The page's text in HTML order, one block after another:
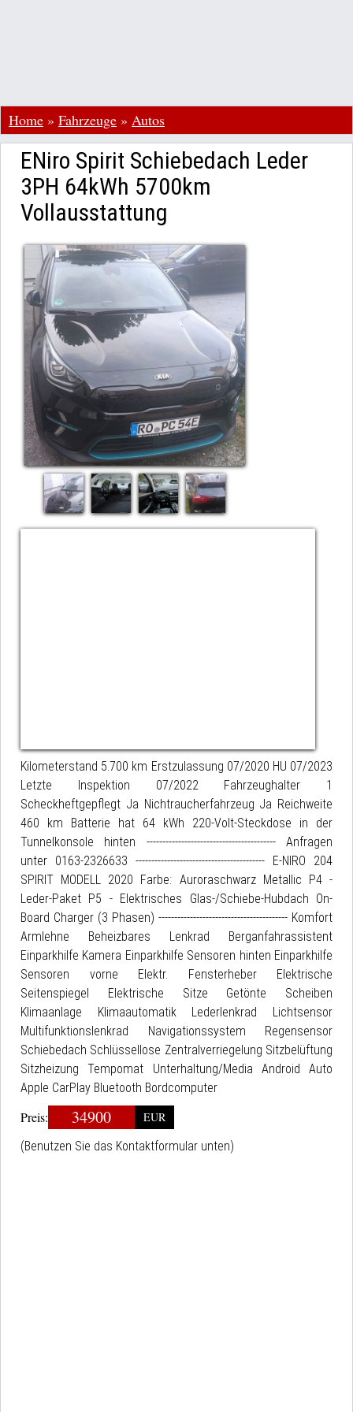
Home » Fahrzeuge » Autos
ENiro Spirit Schiebedach Leder
3PH 64kWh 5700km
Vollausstattung
Kilometerstand 5.700 km Erstzulassung 07/2020 HU 07/2023
Letzte Inspektion 07/2022 Fahrzeughalter 1
Scheckheftgepflegt Ja Nichtraucherfahrzeug Ja Reichweite
460 km Batterie hat 64 kWh 220-Volt-Steckdose in der
Tunnelkonsole hinten ----------------------------------------- Anfragen
unter 0163-2326633 ----------------------------------------- E-NIRO 204
SPIRIT MODELL 2020 Farbe: Auroraschwarz Metallic P4 -
Leder-Paket P5 - Elektrisches Glas-/Schiebe-Hubdach On-
Board Charger (3 Phasen) ----------------------------------------- Komfort
Armlehne Beheizbares Lenkrad Berganfahrassistent
Einparkhilfe Kamera Einparkhilfe Sensoren hinten Einparkhilfe
Sensoren vorne Elektr. Fensterheber Elektrische
Seitenspiegel Elektrische Sitze Getönte Scheiben
Klimaanlage Klimaautomatik Lederlenkrad Lichtsensor
Multifunktionslenkrad Navigationssystem Regensensor
Schiebedach Schlüssellose Zentralverriegelung Sitzbelüftung
Sitzheizung Tempomat Unterhaltung/Media Android Auto
Apple CarPlay Bluetooth Bordcomputer
Preis: 34900
EUR
(Benutzen Sie das Kontaktformular unten)